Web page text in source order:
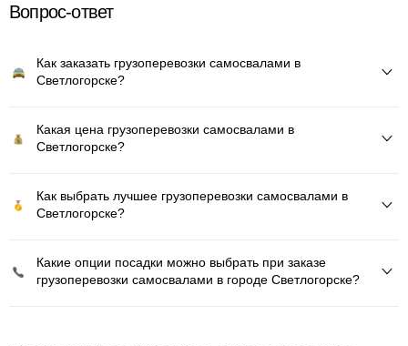
Вопрос-ответ
Как заказать грузоперевозки самосвалами в
Светлогорске?
Какая цена грузоперевозки самосвалами в
Светлогорске?
Как выбрать лучшее грузоперевозки самосвалами в
Светлогорске?
Какие опции посадки можно выбрать при заказе
грузоперевозки самосвалами в городе Светлогорске?